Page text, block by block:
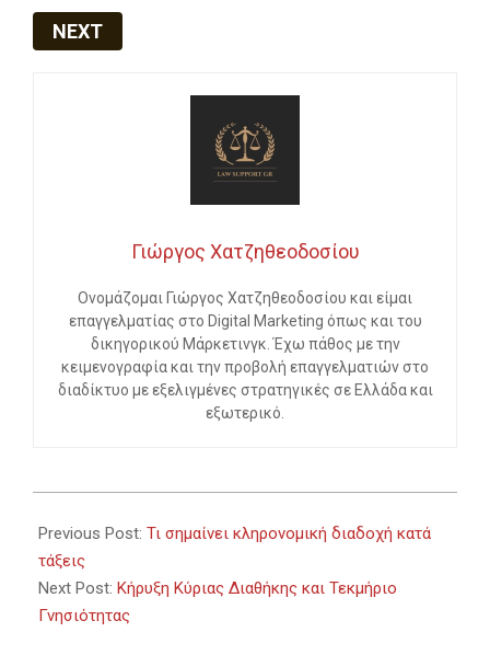
NEXT
Γιώργος Χατζηθεοδοσίου
Ονομάζομαι Γιώργος Χατζηθεοδοσίου και είμαι
επαγγελματίας στο Digital Marketing όπως και του
δικηγορικού Μάρκετινγκ. Έχω πάθος με την
κειμενογραφία και την προβολή επαγγελματιών στο
διαδίκτυο με εξελιγμένες στρατηγικές σε Ελλάδα και
εξωτερικό.
03-
06
Previous Post: Τι σημαίνει κληρονομική διαδοχή κατά
τάξεις
Next Post: Κήρυξη Κύριας Διαθήκης και Τεκμήριο
Γνησιότητας